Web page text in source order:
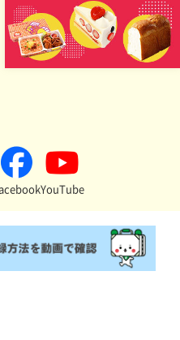
報にフォーカス移動します
ンドウで開きます
別ウインドウで開きます
YouTube別ウインドウで開